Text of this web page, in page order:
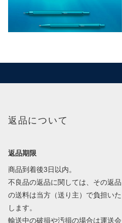
返品について
返品期限
商品到着後3日以内。
不良品の返品に関しては、その返品
の送料は当方（送り主）で負担いた
します。
輸送中の破損や汚損の場合は運送会